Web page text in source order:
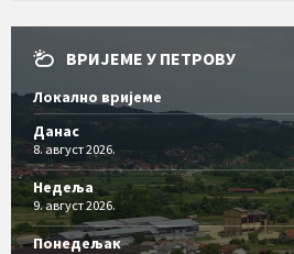
ВРИЈЕМЕ У ПЕТРОВУ
Локално вријеме
Данас
8. август 2026.
Недеља
9. август 2026.
Понедељак